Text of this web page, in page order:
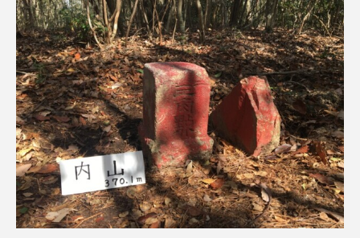
もんがきとしこの知りたい、聞きたい、伝えたい
やよい幼稚園 ゆたかな第三の人生のススメ
ゆりのき台中学校 ゆりのき台小学校
わたしらしく心豊かに過ごすためのふくし情報！
わたなべあや わらべうたベビーマッサージ
アカデミックコモンズ アクトスクエア